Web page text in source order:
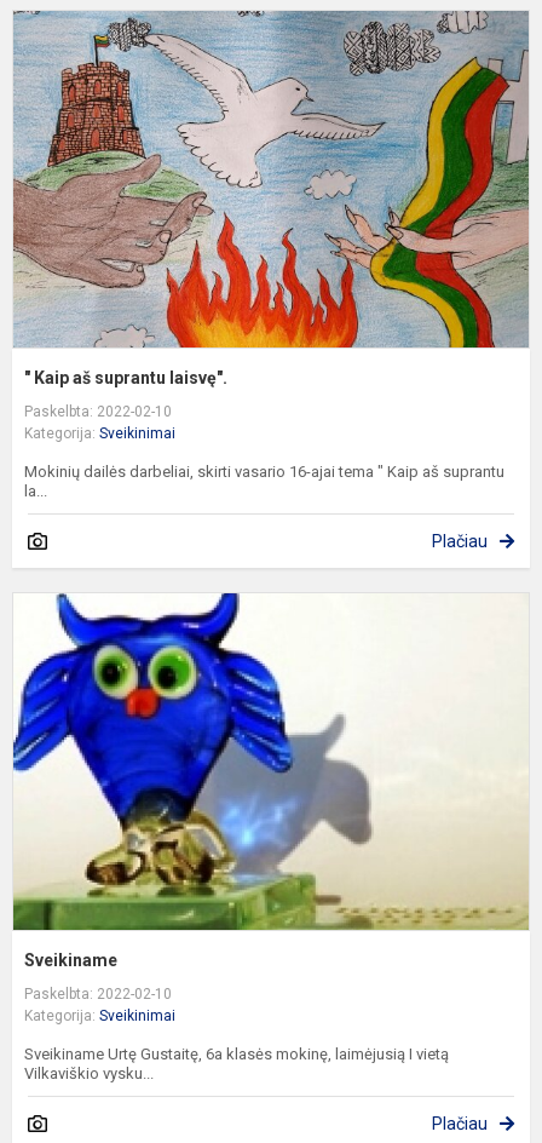
" Kaip aš suprantu laisvę".
Paskelbta: 2022-02-10
Kategorija: Sveikinimai
Mokinių dailės darbeliai, skirti vasario 16-ajai tema " Kaip aš suprantu
la...
Plačiau
Sveikiname
Paskelbta: 2022-02-10
Kategorija: Sveikinimai
Sveikiname Urtę Gustaitę, 6a klasės mokinę, laimėjusią I vietą
Vilkaviškio vysku...
Plačiau